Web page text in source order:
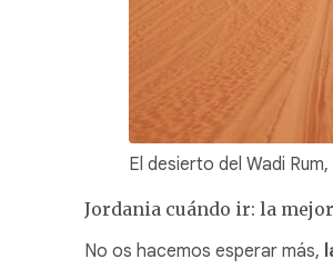
El desierto del Wadi
Jordania cuándo ir: la
No os hacemos esperar más,